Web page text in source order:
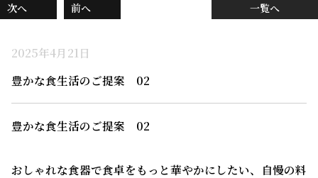
次へ 前へ 一覧へ
2025年4月21日
豊かな食生活のご提案 02
豊かな食生活のご提案 02
おしゃれな食器で食卓をもっと華やかにしたい、自慢の料